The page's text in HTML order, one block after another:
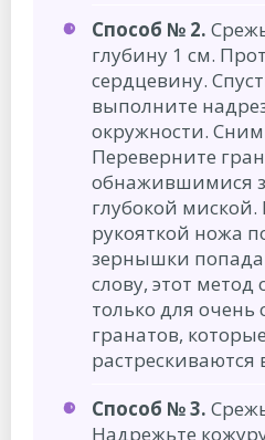
Способ № 2.
глубину 1 см.
сердцевину.
выполните
окружности.
Переверните
обнажившимися
глубокой миской.
рукояткой ножа
зернышки
слову, этот
только для
гранатов,
растрескиваются
Способ № 3.
Надрежьте